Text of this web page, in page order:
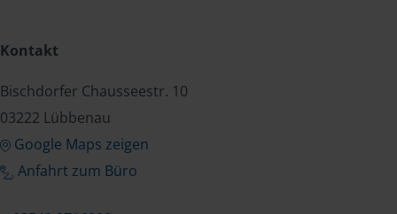
Kontakt
Bischdorfer Chausseestr. 10
03222 Lübbenau
Google Maps zeigen
Anfahrt zum Büro